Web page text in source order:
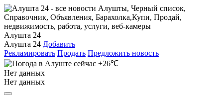
Алушта 24
Алушта 24 Добавить
Рекламировать Продать Предложить новость
+26℃
Нет данных
Нет данных